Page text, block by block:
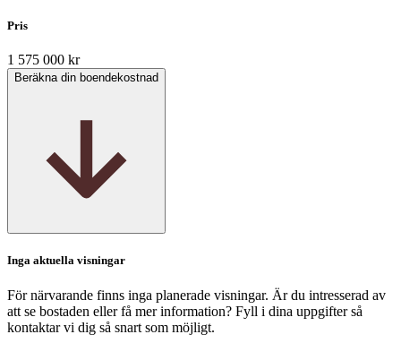
Pris
1 575 000 kr
Beräkna din boendekostnad
Inga aktuella visningar
För närvarande finns inga planerade visningar. Är du intresserad av
att se bostaden eller få mer information? Fyll i dina uppgifter så
kontaktar vi dig så snart som möjligt.